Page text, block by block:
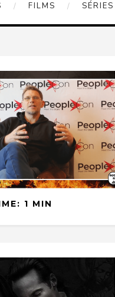
FILMS SÉRIES
1 MIN